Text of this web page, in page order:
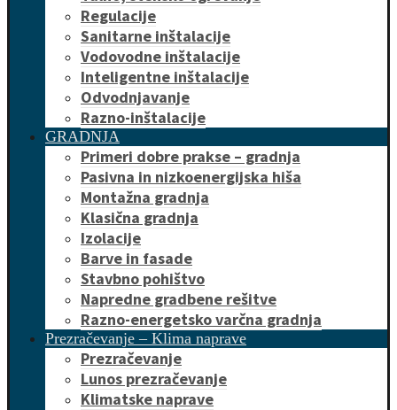
Regulacije
Sanitarne inštalacije
Vodovodne inštalacije
Inteligentne inštalacije
Odvodnjavanje
Razno-inštalacije
GRADNJA
Primeri dobre prakse – gradnja
Pasivna in nizkoenergijska hiša
Montažna gradnja
Klasična gradnja
Izolacije
Barve in fasade
Stavbno pohištvo
Napredne gradbene rešitve
Razno-energetsko varčna gradnja
Prezračevanje – Klima naprave
Prezračevanje
Lunos prezračevanje
Klimatske naprave